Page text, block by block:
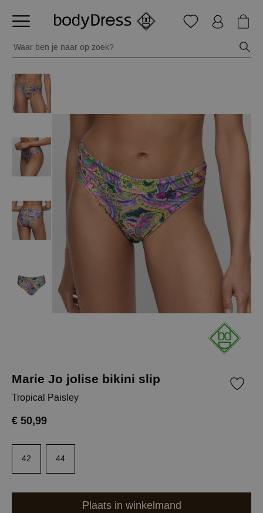
Marie Jo jolise bikini slip
Tropical Paisley
€ 50,99
42 44
Plaats in winkelmand